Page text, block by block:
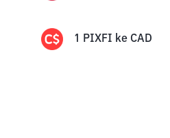
1 PIXFI ke CAD